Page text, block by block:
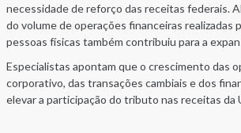
necessidade de reforço das receitas federais.
do volume de operações financeiras realizadas
pessoas físicas também contribuiu para a
Especialistas apontam que o crescimento das
corporativo, das transações cambiais e dos
elevar a participação do tributo nas receitas da